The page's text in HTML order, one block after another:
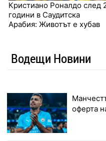
Кристиано Роналдо след
години в Саудитска
Арабия: Животът е хубав
Водещи Новини
оферта